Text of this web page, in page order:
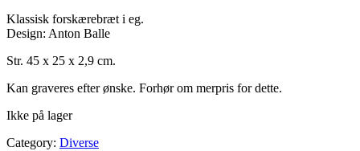
Klassisk forskærebræt i eg.
Design: Anton Balle
Str. 45 x 25 x 2,9 cm.
Kan graveres efter ønske. Forhør om merpris for dette.
Ikke på lager
Category: Diverse